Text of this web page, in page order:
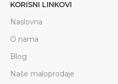
KORISNI LINKOVI
Naslovna
O nama
Blog
Naše maloprodaje